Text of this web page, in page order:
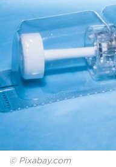
© Pixabay.com